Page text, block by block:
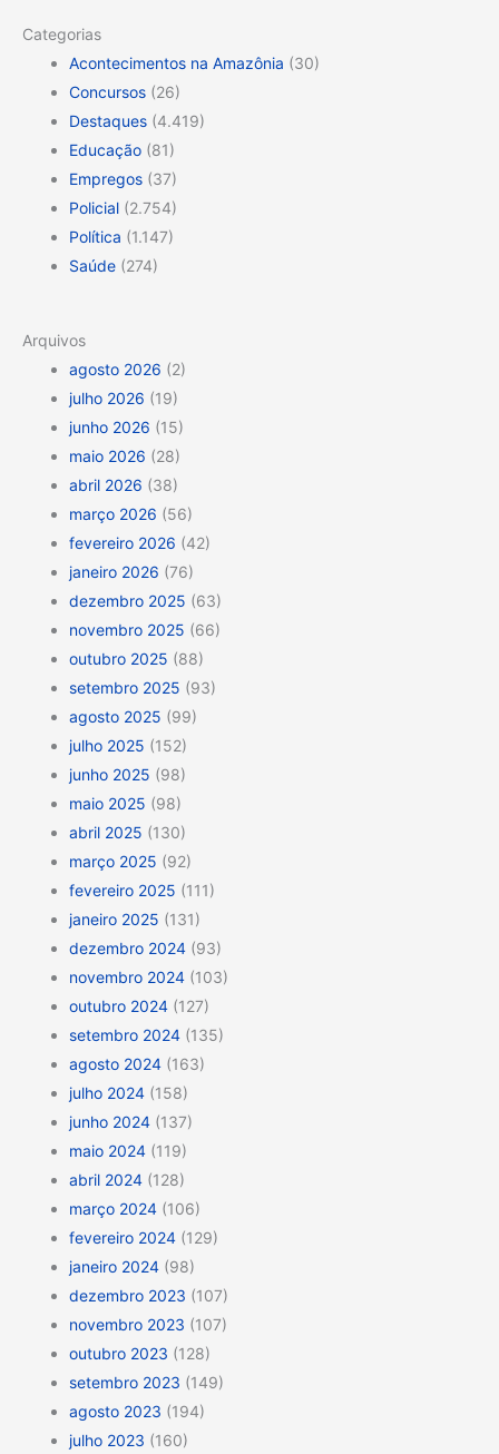
Categorias
Acontecimentos na Amazônia (30)
Concursos (26)
Destaques (4.419)
Educação (81)
Empregos (37)
Policial (2.754)
Política (1.147)
Saúde (274)
Arquivos
agosto 2026 (2)
julho 2026 (19)
junho 2026 (15)
maio 2026 (28)
abril 2026 (38)
março 2026 (56)
fevereiro 2026 (42)
janeiro 2026 (76)
dezembro 2025 (63)
novembro 2025 (66)
outubro 2025 (88)
setembro 2025 (93)
agosto 2025 (99)
julho 2025 (152)
junho 2025 (98)
maio 2025 (98)
abril 2025 (130)
março 2025 (92)
fevereiro 2025 (111)
janeiro 2025 (131)
dezembro 2024 (93)
novembro 2024 (103)
outubro 2024 (127)
setembro 2024 (135)
agosto 2024 (163)
julho 2024 (158)
junho 2024 (137)
maio 2024 (119)
abril 2024 (128)
março 2024 (106)
fevereiro 2024 (129)
janeiro 2024 (98)
dezembro 2023 (107)
novembro 2023 (107)
outubro 2023 (128)
setembro 2023 (149)
agosto 2023 (194)
julho 2023 (160)